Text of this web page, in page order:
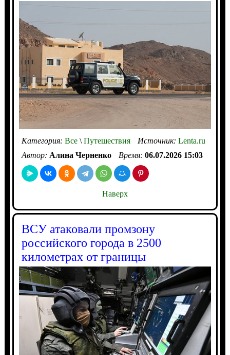
Категория: Все\Путешествия Источник: Lenta.ru
Автор: Алина Черненко Время: 06.07.2026 15:03
Наверх
ВСУ атаковали промзону
российского города в 2500
километрах от границы